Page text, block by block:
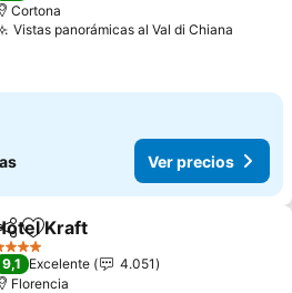
Cortona
Vistas panorámicas al Val di Chiana
Ver precios
Agregar a favoritos
Kraft
Estrellas
9,1 Excelente
4.051
Florencia